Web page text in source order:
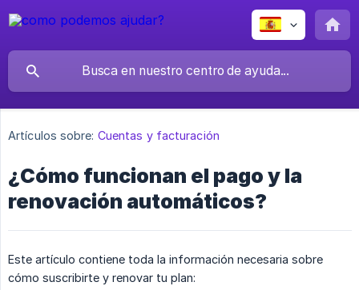
Artículos sobre: Cuentas y facturación
¿Cómo funcionan el pago y la
renovación automáticos?
Este artículo contiene toda la información necesaria sobre
cómo suscribirte y renovar tu plan: